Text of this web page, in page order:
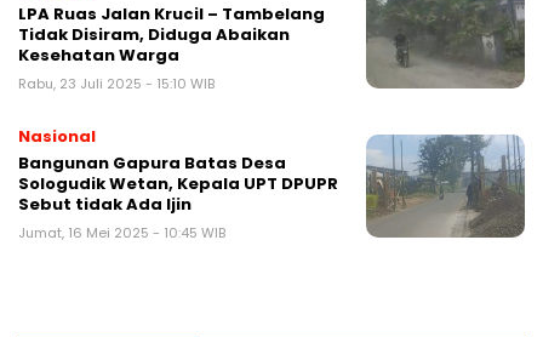
LPA Ruas Jalan Krucil – Tambelang
Tidak Disiram, Diduga Abaikan
Kesehatan Warga
Rabu, 23 Juli 2025 - 15:10 WIB
Nasional
Bangunan Gapura Batas Desa
Sologudik Wetan, Kepala UPT DPUPR
Sebut tidak Ada Ijin
Jumat, 16 Mei 2025 - 10:45 WIB